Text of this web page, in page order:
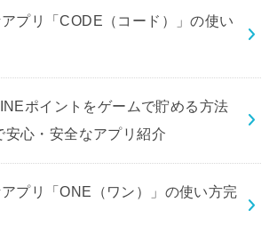
プリ「CODE（コード）」の使い
ポイントをゲームで貯める方法
安心・安全なアプリ紹介
プリ「ONE（ワン）」の使い方完